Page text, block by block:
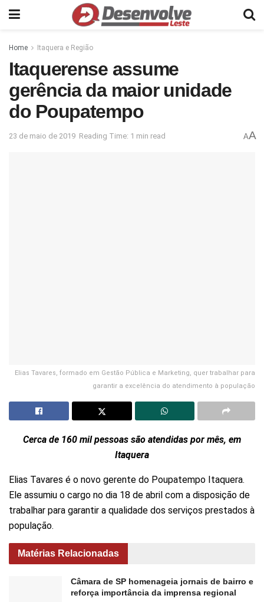
Home Itaquera e Região
Itaquerense assume
gerência da maior unidade
do Poupatempo
23 de maio de 2019 Reading Time: 1 min read AA
Elias Tavares, formado em Gestão Pública e Marketing, quer trabalhar para
garantir a excelência do atendimento à população
Cerca de 160 mil pessoas são atendidas por mês, em
Itaquera
Elias Tavares é o novo gerente do Poupatempo Itaquera.
Ele assumiu o cargo no dia 18 de abril com a disposição de
trabalhar para garantir a qualidade dos serviços prestados à
população.
Matérias Relacionadas
Câmara de SP homenageia jornais de bairro e
reforça importância da imprensa regional